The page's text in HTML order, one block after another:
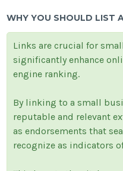
WHY YOU SHOULD LIST
Links are crucial for
significantly enhance
engine ranking.
By linking to a small
reputable and relevant
as endorsements that
recognize as indicators